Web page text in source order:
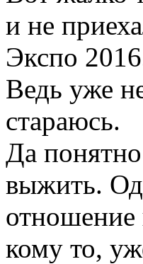
и не
Экспо
Ведь уже
стараюсь.
Да
выжить.
отношение
кому то,